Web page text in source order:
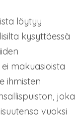
löytyy
kysyttäessä
makuasioista
ihmisten
joka
vuoksi